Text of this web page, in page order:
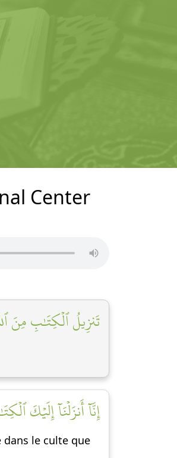
Center
تَنزِيلُ ٱلۡكِتَٰبِ مِنَ
إِنَّآ أَنزَلۡنَآ إِلَيۡكَ
dans le culte que